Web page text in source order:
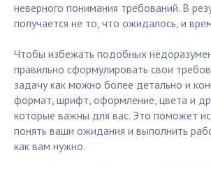
неверного понимания требований. В
получается не то, что ожидалось, и
Чтобы избежать подобных
правильно сформулировать свои
задачу как можно более детально и
формат, шрифт, оформление, цвета и
которые важны для вас. Это поможет
понять ваши ожидания и выполнить
как вам нужно.